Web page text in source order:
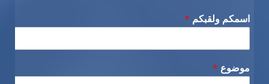
اسمكم ولقبكم *
موضوع *